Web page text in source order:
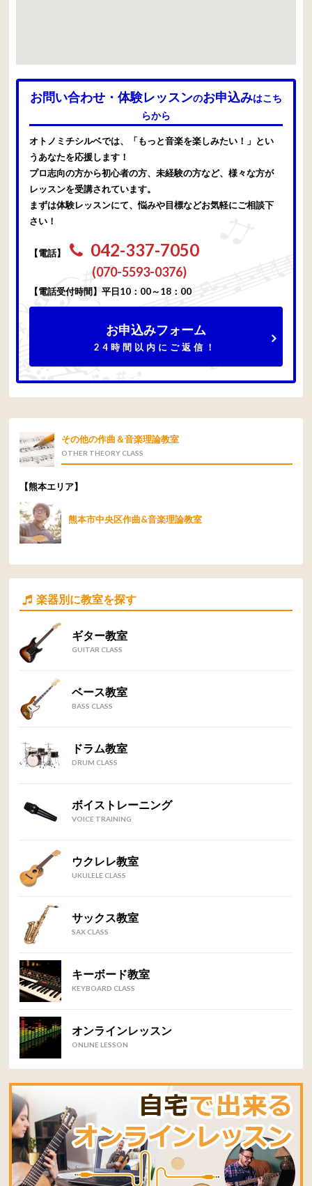
お問い合わせ・体験レッスンのお申込みはこち
らから
オトノミチシルベでは、「もっと音楽を楽しみたい！」とい
うあなたを応援します！
プロ志向の方から初心者の方、未経験の方など、様々な方が
レッスンを受講されています。
まずは体験レッスンにて、悩みや目標などお気軽にご相談下
さい！
【電話】 042-337-7050
(070-5593-0376)
【電話受付時間】平日10：00～18：00
お申込みフォーム
24時間以内にご返信！
その他の作曲＆音楽理論教室
OTHER THEORY CLASS
【熊本エリア】
熊本市中央区作曲&音楽理論教室
楽器別に教室を探す
ギター教室
GUITAR CLASS
ベース教室
BASS CLASS
ドラム教室
DRUM CLASS
ボイストレーニング
VOICE TRAINING
ウクレレ教室
UKULELE CLASS
サックス教室
SAX CLASS
キーボード教室
KEYBOARD CLASS
オンラインレッスン
ONLINE LESSON